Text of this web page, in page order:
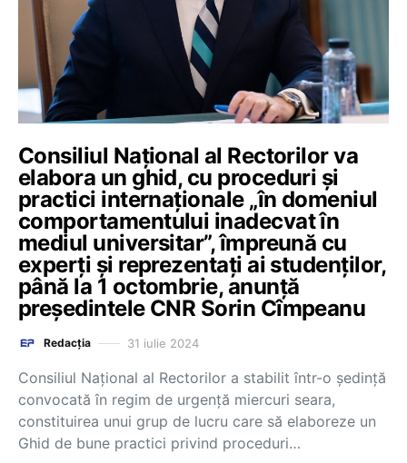
Consiliul Național al Rectorilor va
elabora un ghid, cu proceduri și
practici internaționale „în domeniul
comportamentului inadecvat în
mediul universitar”, împreună cu
experți și reprezentați ai studenților,
până la 1 octombrie, anunță
președintele CNR Sorin Cîmpeanu
Redacția 31 iulie 2024
Consiliul Național al Rectorilor a stabilit într-o ședință
convocată în regim de urgență miercuri seara,
constituirea unui grup de lucru care să elaboreze un
Ghid de bune practici privind proceduri…